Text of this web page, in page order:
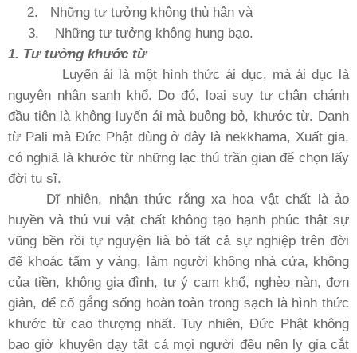
2. Những tư tưởng không thù hận và
3. Những tư tưởng không hung bạo.
1. Tư tưởng khước từ
Luyến ái là một hình thức ái dục, mà ái dục là
nguyên nhân sanh khổ. Do đó, loại suy tư chân chánh
đầu tiên là không luyến ái mà buông bỏ, khước từ. Danh
từ Pali mà Ðức Phật dùng ở đây là nekkhama, Xuất gia,
có nghiã là khước từ những lạc thú trần gian để chọn lấy
đời tu sĩ.
Dĩ nhiên, nhận thức rằng xa hoa vật chất là ảo
huyền và thú vui vật chất không tạo hạnh phúc thật sự
vũng bền rồi tự nguyện lià bỏ tất cả sự nghiệp trên đời
để khoác tấm y vàng, làm người không nhà cửa, không
của tiền, không gia đình, tự ý cam khổ, nghèo nàn, đơn
giản, để cố gắng sống hoàn toàn trong sạch là hình thức
khước từ cao thượng nhất. Tuy nhiên, Ðức Phật không
bao giờ khuyên dạy tất cả mọi người đều nên ly gia cắt